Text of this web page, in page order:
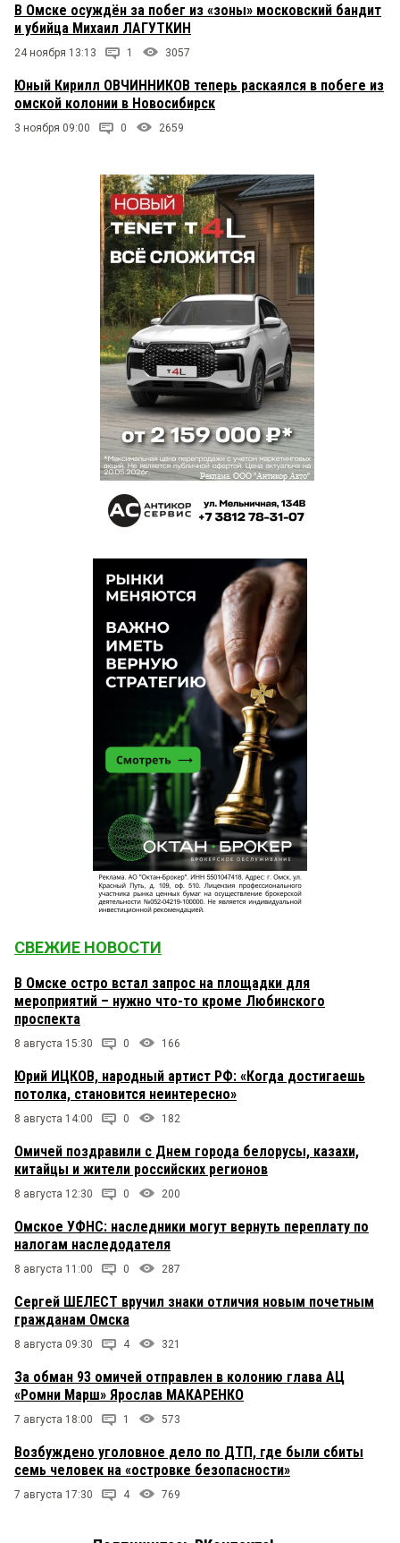
В Омске осуждён за побег из «зоны» московский бандит
и убийца Михаил ЛАГУТКИН
24 ноября 13:13 1 3057
Юный Кирилл ОВЧИННИКОВ теперь раскаялся в побеге из
омской колонии в Новосибирск
3 ноября 09:00 0 2659
СВЕЖИЕ НОВОСТИ
В Омске остро встал запрос на площадки для
мероприятий – нужно что-то кроме Любинского
проспекта
8 августа 15:30 0 166
Юрий ИЦКОВ, народный артист РФ: «Когда достигаешь
потолка, становится неинтересно»
8 августа 14:00 0 182
Омичей поздравили с Днем города белорусы, казахи,
китайцы и жители российских регионов
8 августа 12:30 0 200
Омское УФНС: наследники могут вернуть переплату по
налогам наследодателя
8 августа 11:00 0 287
Сергей ШЕЛЕСТ вручил знаки отличия новым почетным
гражданам Омска
8 августа 09:30 4 321
За обман 93 омичей отправлен в колонию глава АЦ
«Ромни Марш» Ярослав МАКАРЕНКО
7 августа 18:00 1 573
Возбуждено уголовное дело по ДТП, где были сбиты
семь человек на «островке безопасности»
7 августа 17:30 4 769